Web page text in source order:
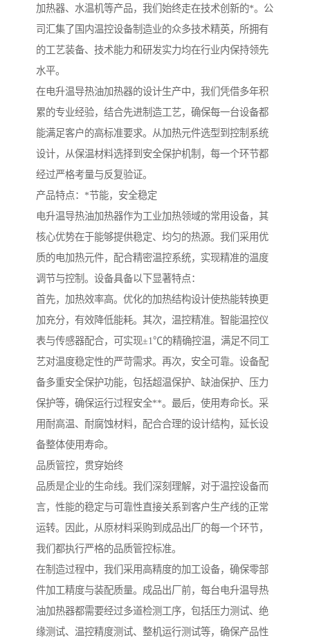
加热器、水温机等产品，我们始终走在技术创新的*。公
司汇集了国内温控设备制造业的众多技术精英，所拥有
的工艺装备、技术能力和研发实力均在行业内保持领先
水平。
在电升温导热油加热器的设计生产中，我们凭借多年积
累的专业经验，结合先进制造工艺，确保每一台设备都
能满足客户的高标准要求。从加热元件选型到控制系统
设计，从保温材料选择到安全保护机制，每一个环节都
经过严格考量与反复验证。
产品特点：*节能，安全稳定
电升温导热油加热器作为工业加热领域的常用设备，其
核心优势在于能够提供稳定、均匀的热源。我们采用优
质的电加热元件，配合精密温控系统，实现精准的温度
调节与控制。设备具备以下显著特点：
首先，加热效率高。优化的加热结构设计使热能转换更
加充分，有效降低能耗。其次，温控精准。智能温控仪
表与传感器配合，可实现±1℃的精确控温，满足不同工
艺对温度稳定性的严苛需求。再次，安全可靠。设备配
备多重安全保护功能，包括超温保护、缺油保护、压力
保护等，确保运行过程安全**。最后，使用寿命长。采
用耐高温、耐腐蚀材料，配合合理的设计结构，延长设
备整体使用寿命。
品质管控，贯穿始终
品质是企业的生命线。我们深刻理解，对于温控设备而
言，性能的稳定与可靠性直接关系到客户生产线的正常
运转。因此，从原材料采购到成品出厂的每一个环节，
我们都执行严格的品质管控标准。
在制造过程中，我们采用高精度的加工设备，确保零部
件加工精度与装配质量。成品出厂前，每台电升温导热
油加热器都需要经过多道检测工序，包括压力测试、绝
缘测试、温控精度测试、整机运行测试等，确保产品性